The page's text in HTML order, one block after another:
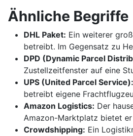
Ähnliche Begriffe
DHL Paket: Ein weiterer
betreibt. Im Gegensatz zu
DPD (Dynamic Parcel
Zustellzeitfenster auf eine
UPS (United Parcel Service):
betreibt eigene
Amazon Logistics: Der
Amazon-Marktplatz bietet
Crowdshipping: Ein